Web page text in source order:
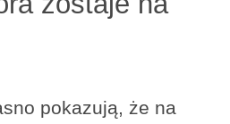
pokazują, że na